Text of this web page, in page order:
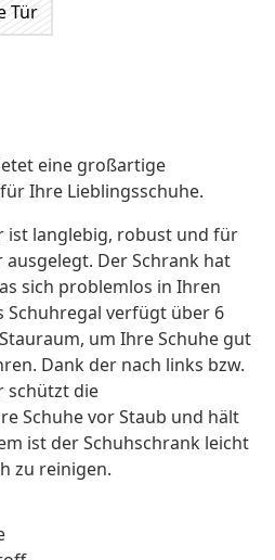
Tür
eine großartige
Ihre Lieblingsschuhe.
ist langlebig, robust und für
ausgelegt. Der Schrank hat
sich problemlos in Ihren
Schuhregal verfügt über 6
um Ihre Schuhe gut
Dank der nach links bzw.
schützt die
Schuhe vor Staub und hält
ist der Schuhschrank leicht
zu reinigen.